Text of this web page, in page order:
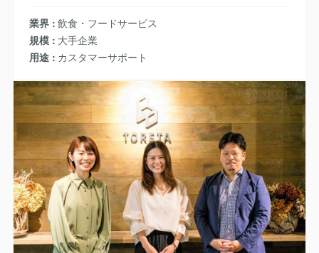
業界
飲食・フードサービス
規模
大手企業
用途
カスタマーサポート